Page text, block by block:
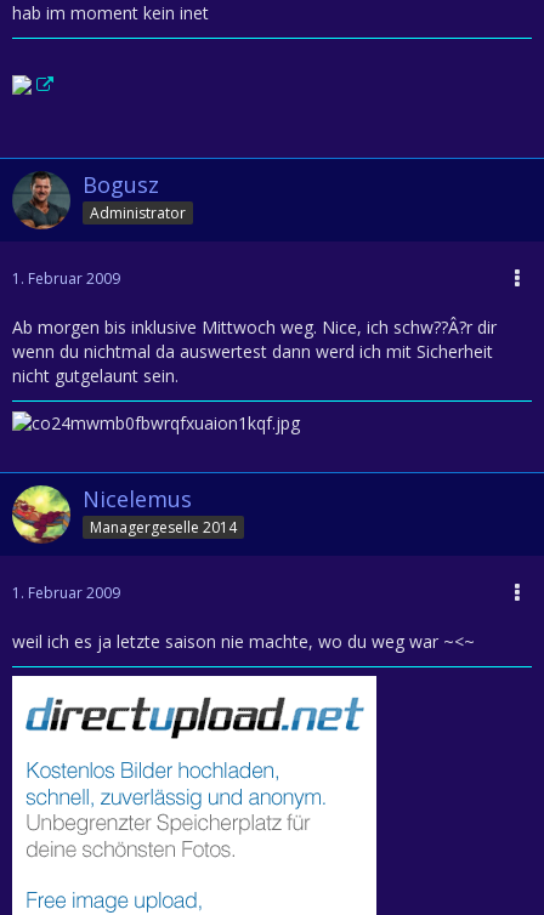
hab im moment kein inet
Bogusz
Administrator
1. Februar 2009
Ab morgen bis inklusive Mittwoch weg. Nice, ich schw??Â?r dir
wenn du nichtmal da auswertest dann werd ich mit Sicherheit
nicht gutgelaunt sein.
Nicelemus
Managergeselle 2014
1. Februar 2009
weil ich es ja letzte saison nie machte, wo du weg war ~<~